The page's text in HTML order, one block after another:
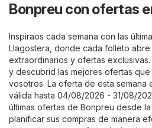
Bonpreu con ofertas
Inspiraos cada semana con las
Llagostera, donde cada folleto
extraordinarios y ofertas
y descubrid las mejores ofertas
vosotros. La oferta de esta semana
válida hasta 04/08/2026 - 31/08/
últimas ofertas de Bonpreu desde
planificar sus compras de manera